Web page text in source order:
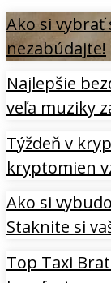
Ako si
nezabúdajte!
Najlepšie
veľa muziky
Týždeň v
kryptomien
Ako si
Staknite si
Top Taxi